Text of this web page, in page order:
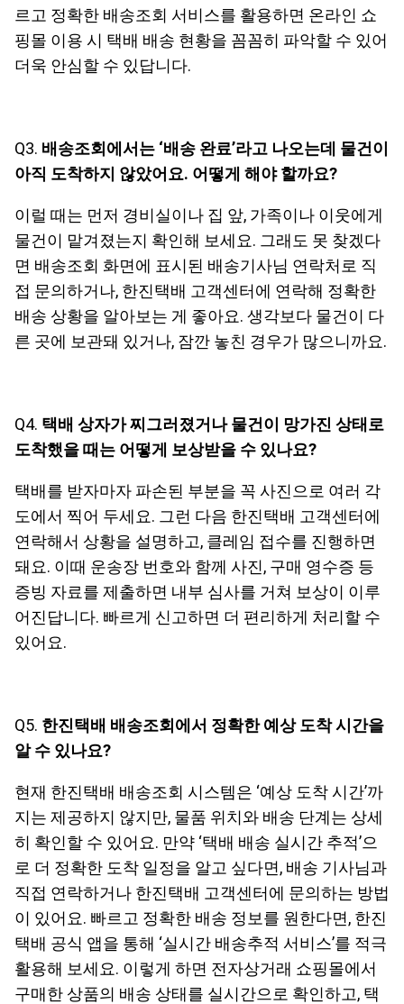
르고 정확한 배송조회 서비스를 활용하면 온라인 쇼
핑몰 이용 시 택배 배송 현황을 꼼꼼히 파악할 수 있어
더욱 안심할 수 있답니다.
Q3. 배송조회에서는 ‘배송 완료’라고 나오는데 물건이
아직 도착하지 않았어요. 어떻게 해야 할까요?
이럴 때는 먼저 경비실이나 집 앞, 가족이나 이웃에게
물건이 맡겨졌는지 확인해 보세요. 그래도 못 찾겠다
면 배송조회 화면에 표시된 배송기사님 연락처로 직
접 문의하거나, 한진택배 고객센터에 연락해 정확한
배송 상황을 알아보는 게 좋아요. 생각보다 물건이 다
른 곳에 보관돼 있거나, 잠깐 놓친 경우가 많으니까요.
Q4. 택배 상자가 찌그러졌거나 물건이 망가진 상태로
도착했을 때는 어떻게 보상받을 수 있나요?
택배를 받자마자 파손된 부분을 꼭 사진으로 여러 각
도에서 찍어 두세요. 그런 다음 한진택배 고객센터에
연락해서 상황을 설명하고, 클레임 접수를 진행하면
돼요. 이때 운송장 번호와 함께 사진, 구매 영수증 등
증빙 자료를 제출하면 내부 심사를 거쳐 보상이 이루
어진답니다. 빠르게 신고하면 더 편리하게 처리할 수
있어요.
Q5. 한진택배 배송조회에서 정확한 예상 도착 시간을
알 수 있나요?
현재 한진택배 배송조회 시스템은 ‘예상 도착 시간’까
지는 제공하지 않지만, 물품 위치와 배송 단계는 상세
히 확인할 수 있어요. 만약 ‘택배 배송 실시간 추적’으
로 더 정확한 도착 일정을 알고 싶다면, 배송 기사님과
직접 연락하거나 한진택배 고객센터에 문의하는 방법
이 있어요. 빠르고 정확한 배송 정보를 원한다면, 한진
택배 공식 앱을 통해 ‘실시간 배송추적 서비스’를 적극
활용해 보세요. 이렇게 하면 전자상거래 쇼핑몰에서
구매한 상품의 배송 상태를 실시간으로 확인하고, 택